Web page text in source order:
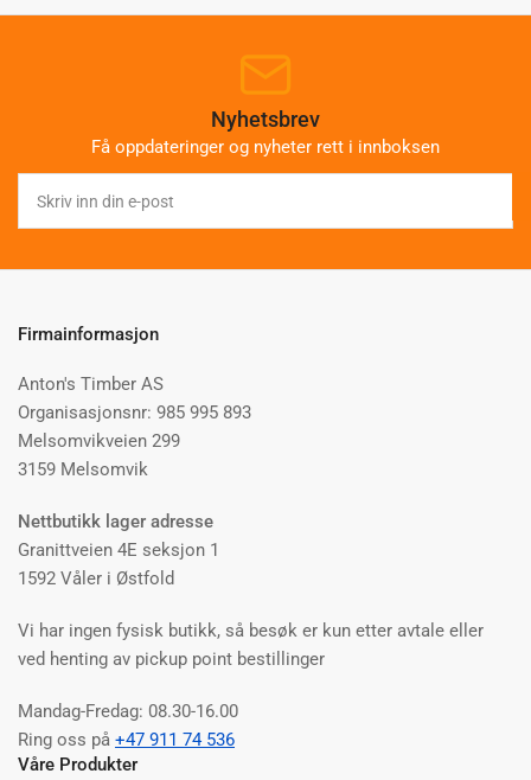
Nyhetsbrev
Få oppdateringer og nyheter rett i innboksen
inn
din
post
Firmainformasjon
Anton's Timber AS
Organisasjonsnr: 985 995 893
Melsomvikveien 299
3159 Melsomvik
Nettbutikk lager adresse
Granittveien 4E seksjon 1
1592 Våler i Østfold
Vi har ingen fysisk butikk, så besøk er kun etter avtale eller
ved henting av pickup point bestillinger
Mandag-Fredag: 08.30-16.00
Ring oss på +47 911 74 536
Våre Produkter